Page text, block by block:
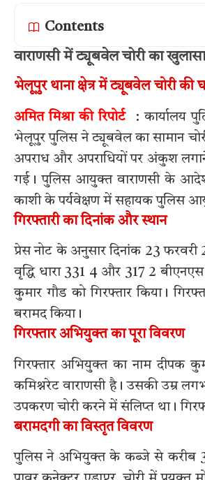
Contents
वाराणसी में ट्यूबवेल चोरी का
भेलूपुर थाना क्षेत्र में ट्यूबवेल चोरी की
अमित मिश्रा की रिपोर्ट
: कार्यालय
भेलूपुर पुलिस ने ट्यूबवेल का सामान
अपराध और अपराधियों पर अंकुश
गई। पुलिस आयुक्त वाराणसी के
काशी के पर्यवेक्षण में सहायक पुलिस
गिरफ्तारी का दिनांक और स्थान
प्रेस नोट के अनुसार दिनांक 23
वृद्धि धारा 331 4 और 317 2
कुमार गौड को गिरफ्तार किया।
बरामद किया।
गिरफ्तार अभियुक्त का पूरा विवरण
गिरफ्तार अभियुक्त का नाम दीपक
कमिश्नरेट वाराणसी है। उसकी उम्र
उपकरण चोरी करने में संलिप्त था।
बरामदगी का विस्तृत विवरण
पुलिस ने अभियुक्त के कब्जे से करीब 3